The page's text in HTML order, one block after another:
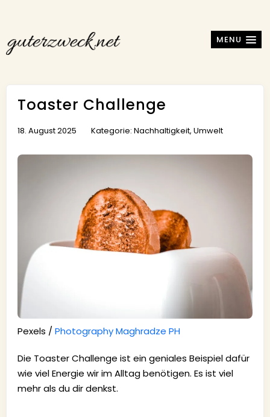
MENU
Toaster Challenge
18. August 2025 Kategorie: Nachhaltigkeit, Umwelt
Pexels /Photography Maghradze PH
Die Toaster Challenge ist ein geniales Beispiel dafür
wie viel Energie wir im Alltag benötigen. Es ist viel
mehr als du dir denkst.